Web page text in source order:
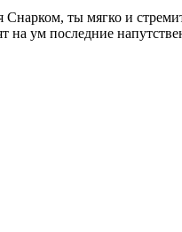
ты мягко и
ум последние